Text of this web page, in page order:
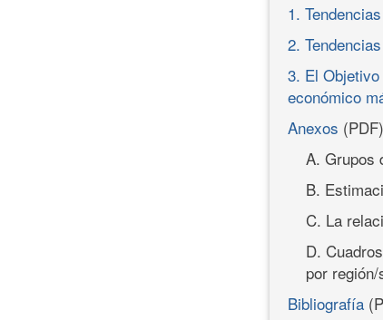
1.
2.
3. El
económico
Anexos (PDF)
A. Grupos
B.
C. La
D.
por
Bibliografía